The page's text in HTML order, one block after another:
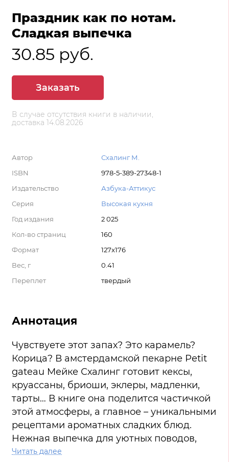
Праздник как по нотам.
Сладкая выпечка
30.85 руб.
Заказать
В случае отсутствия книги в наличии,
доставка 14.08.2026
Автор
Схалинг М.
ISBN
978-5-389-27348-1
Издательство
Азбука-Аттикус
Серия
Высокая кухня
Год издания
2 025
Кол-во страниц
160
Формат
127x176
Вес, г
0.41
Переплет
твердый
Аннотация
Чувствуете этот запах? Это карамель?
Корица? В амстердамской пекарне Petit
gateau Мейке Схалинг готовит кексы,
круассаны, бриоши, эклеры, мадленки,
тарты… В книге она поделится частичкой
этой атмосферы, а главное – уникальными
рецептами ароматных сладких блюд.
Нежная выпечка для уютных поводов,
будь то романтический ужин, семейный
Читать далее